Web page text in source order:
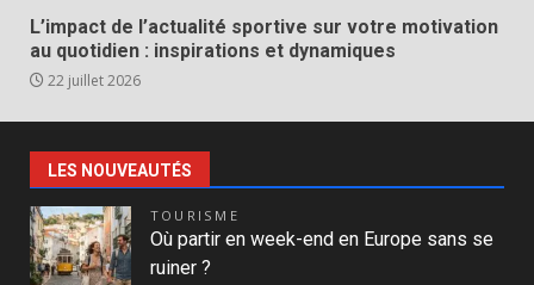
L’impact de l’actualité sportive sur votre motivation
au quotidien : inspirations et dynamiques
22 juillet 2026
LES NOUVEAUTÉS
TOURISME
Où partir en week-end en Europe sans se
ruiner ?